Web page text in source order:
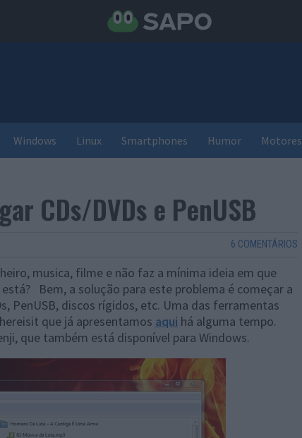
Windows Linux Smartphones Humor Motores
CDs/DVDs e PenUSB
6 COMENTÁRIOS
musica, filme e não faz a mínima ideia em que
Bem, a solução para este problema é começar a
PenUSB, discos rígidos, etc. Uma das ferramentas
que já apresentamos aqui há alguma tempo.
que também está disponível para Windows.